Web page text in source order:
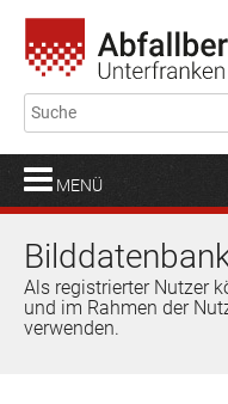
MENÜ
Als registrierter Nutzer
und im Rahmen der
verwenden.